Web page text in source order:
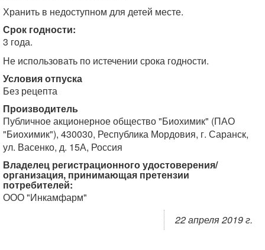
Хранить в недоступном для детей месте.
Срок годности:
3 года.
Не использовать по истечении срока годности.
Условия отпуска
Без рецепта
Производитель
Публичное акционерное общество "Биохимик" (ПАО
"Биохимик"), 430030, Республика Мордовия, г. Саранск,
ул. Васенко, д. 15А, Россия
Владелец регистрационного удостоверения/
организация, принимающая претензии
потребителей:
ООО "Инкамфарм"
22 апреля 2019 г.